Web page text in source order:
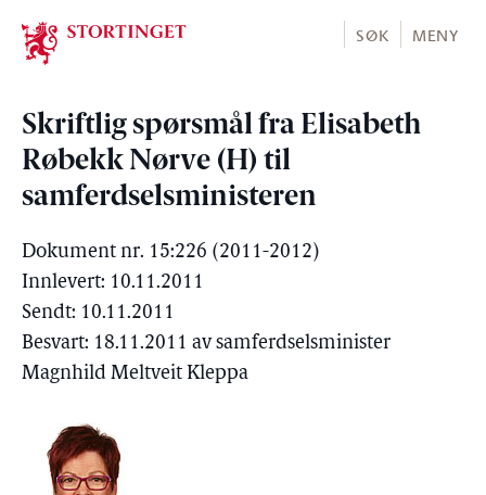
Stortinget.no
SØK MENY
Skriftlig spørsmål fra Elisabeth
Røbekk Nørve (H) til
samferdselsministeren
Dokument nr. 15:226 (2011-2012)
Innlevert: 10.11.2011
Sendt: 10.11.2011
Besvart: 18.11.2011 av samferdselsminister
Magnhild Meltveit Kleppa